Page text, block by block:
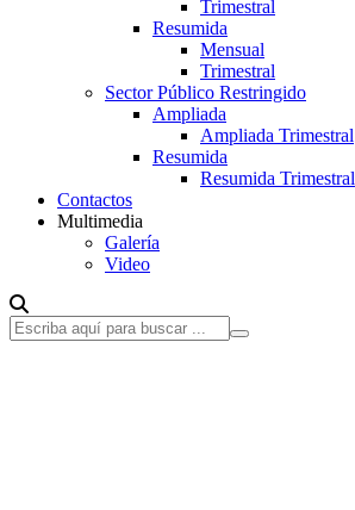
Trimestral
Resumida
Mensual
Trimestral
Sector Público Restringido
Ampliada
Ampliada Trimestral
Resumida
Resumida Trimestral
Contactos
Multimedia
Galería
Video